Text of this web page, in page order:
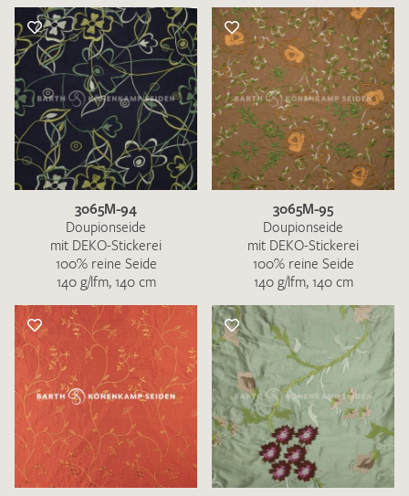
3065M-94
Doupionseide
mit DEKO-Stickerei
100% reine Seide
140 g/lfm, 140 cm
3065M-95
Doupionseide
mit DEKO-Stickerei
100% reine Seide
140 g/lfm, 140 cm